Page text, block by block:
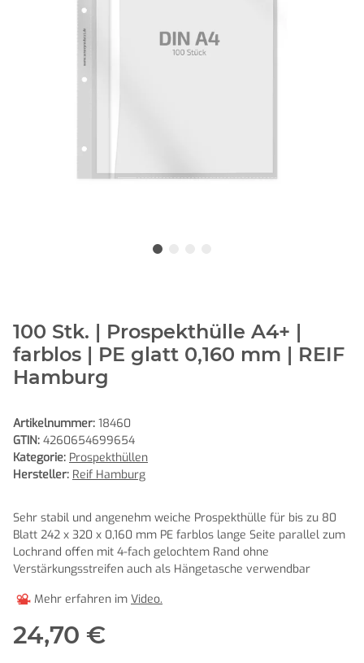
100 Stk. | Prospekthülle A4+ |
farblos | PE glatt 0,160 mm | REIF
Hamburg
Artikelnummer: 18460
GTIN: 4260654699654
Kategorie: Prospekthüllen
Hersteller: Reif Hamburg
Sehr stabil und angenehm weiche Prospekthülle für bis zu 80
Blatt 242 x 320 x 0,160 mm PE farblos lange Seite parallel zum
Lochrand offen mit 4-fach gelochtem Rand ohne
Verstärkungsstreifen auch als Hängetasche verwendbar
Mehr erfahren im Video.
24,70 €